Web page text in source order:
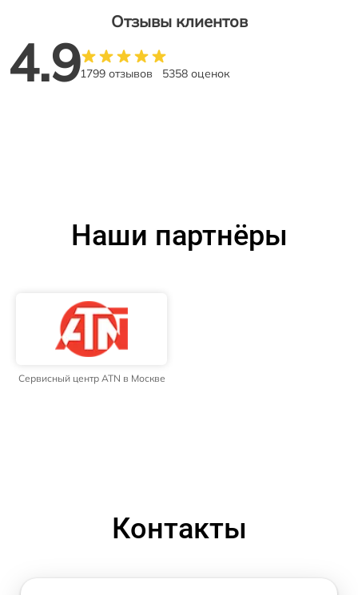
Отзывы клиентов
4.91799 отзывов 5358 оценок
Наши партнёры
Сервисный центр ATN в Москве
Контакты